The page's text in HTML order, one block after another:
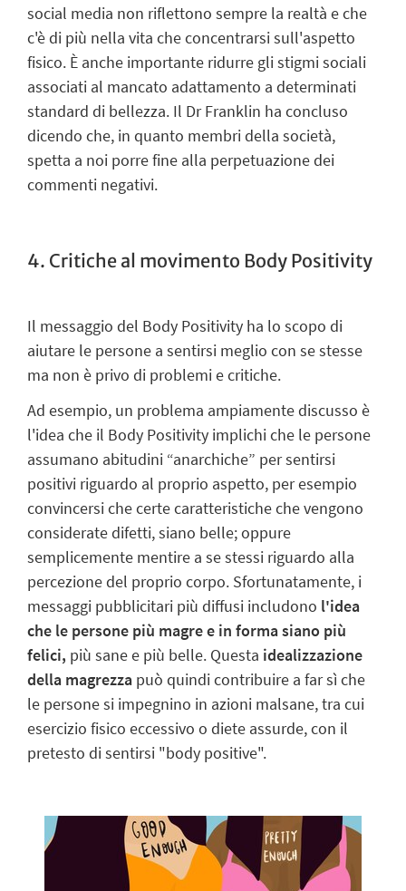
social media non riflettono sempre la realtà e che
c'è di più nella vita che concentrarsi sull'aspetto
fisico. È anche importante ridurre gli stigmi sociali
associati al mancato adattamento a determinati
standard di bellezza. Il Dr Franklin ha concluso
dicendo che, in quanto membri della società,
spetta a noi porre fine alla perpetuazione dei
commenti negativi.
4. Critiche al movimento Body Positivity
Il messaggio del Body Positivity ha lo scopo di
aiutare le persone a sentirsi meglio con se stesse
ma non è privo di problemi e critiche.
Ad esempio, un problema ampiamente discusso è
l'idea che il Body Positivity implichi che le persone
assumano abitudini “anarchiche” per sentirsi
positivi riguardo al proprio aspetto, per esempio
convincersi che certe caratteristiche che vengono
considerate difetti, siano belle; oppure
semplicemente mentire a se stessi riguardo alla
percezione del proprio corpo. Sfortunatamente, i
messaggi pubblicitari più diffusi includono l'idea
che le persone più magre e in forma siano più
felici, più sane e più belle. Questa idealizzazione
della magrezza può quindi contribuire a far sì che
le persone si impegnino in azioni malsane, tra cui
esercizio fisico eccessivo o diete assurde, con il
pretesto di sentirsi "body positive".